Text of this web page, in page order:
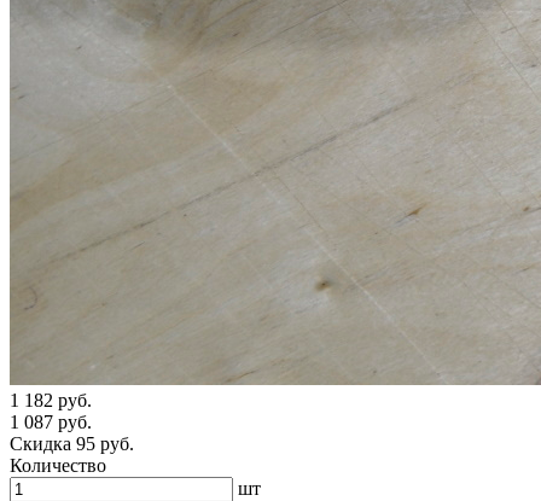
1 182 руб.
1 087 руб.
Скидка 95 руб.
Количество
шт